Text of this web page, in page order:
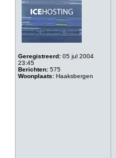
Geregistreerd: 05 jul 2004
23:45
Berichten: 575
Woonplaats: Haaksbergen